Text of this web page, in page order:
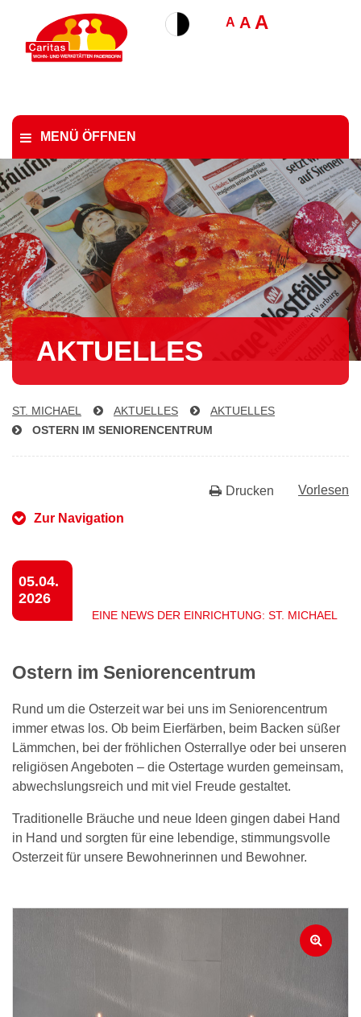
A A A
MENÜ ÖFFNEN
AKTUELLES
ST. MICHAEL AKTUELLES
AKTUELLES
OSTERN IM SE­NIO­REN­CEN­TRUM
Vorlesen
Drucken
Zur Navigation
05.04.
2026
EINE NEWS DER EINRICHTUNG: ST. MICHAEL
Ostern im Seniorencentrum
Rund um die Osterzeit war bei uns im Seniorencentrum
immer etwas los. Ob beim Eierfärben, beim Backen süßer
Lämmchen, bei der fröhlichen Osterrallye oder bei unseren
religiösen Angeboten – die Ostertage wurden gemeinsam,
abwechslungsreich und mit viel Freude gestaltet.
Traditionelle Bräuche und neue Ideen gingen dabei Hand
in Hand und sorgten für eine lebendige, stimmungsvolle
Osterzeit für unsere Bewohnerinnen und Bewohner.